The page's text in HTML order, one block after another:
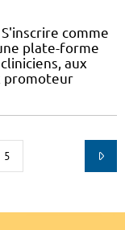
comme
plate-forme
aux
promoteur
5